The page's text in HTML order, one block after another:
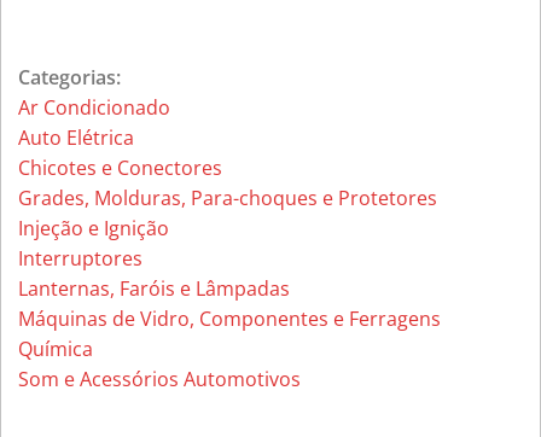
Categorias:
Ar Condicionado
Auto Elétrica
Chicotes e Conectores
Grades, Molduras, Para-choques e Protetores
Injeção e Ignição
Interruptores
Lanternas, Faróis e Lâmpadas
Máquinas de Vidro, Componentes e Ferragens
Química
Som e Acessórios Automotivos